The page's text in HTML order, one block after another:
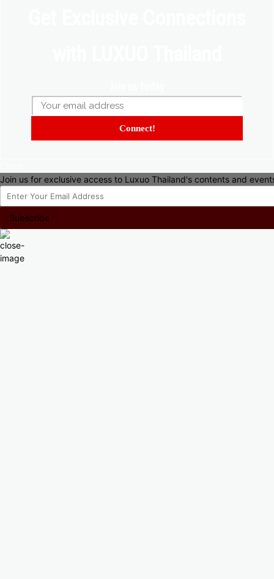
Connect!
Join us for exclusive access to Luxuo Thailand's contents and
Subscribe